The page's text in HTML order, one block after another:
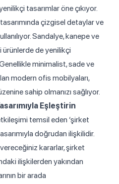
tasarımlar öne çıkıyor.
çizgisel detaylar ve
Sandalye, kanepe ve
de yenilikçi
minimalist, sade ve
modern ofis mobilyaları,
sahip olmanızı sağlıyor.
Eşleştirin
temsil eden ‘şirket
doğrudan ilişkilidir.
kararlar, şirket
ilişkilerden yakından
bir arada